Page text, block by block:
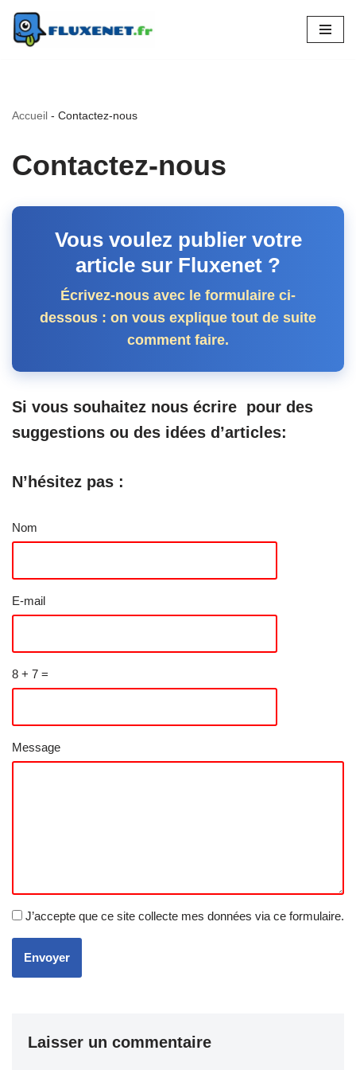
Aller
Accueil - Contactez-nous
Contactez-nous
Vous voulez publier votre
article sur Fluxenet ?
Écrivez-nous avec le formulaire ci-
dessous : on vous explique tout de suite
comment faire.
Si vous souhaitez nous écrire pour des
suggestions ou des idées d’articles:
N’hésitez pas :
Nom
E-mail
8 + 7 =
Message
J’accepte que ce site collecte mes données via ce formulaire.
Envoyer
Laisser un commentaire